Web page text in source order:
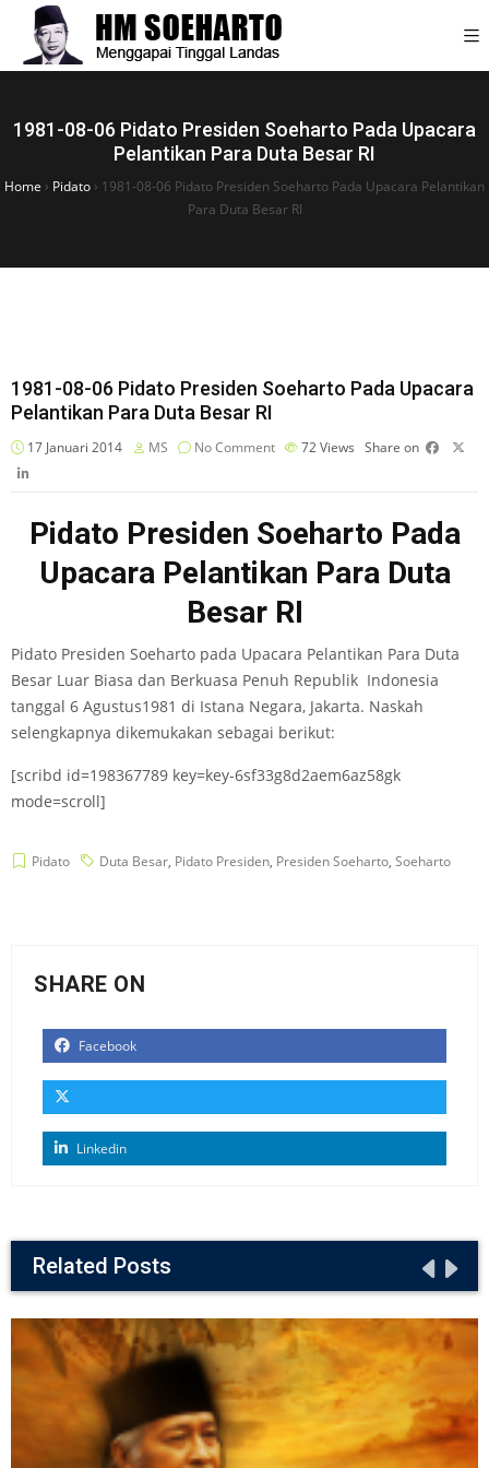
1981-08-06 Pidato Presiden Soeharto Pada Upacara
Pelantikan Para Duta Besar RI
Home › Pidato › 1981-08-06 Pidato Presiden Soeharto Pada Upacara Pelantikan
Para Duta Besar RI
1981-08-06 Pidato Presiden Soeharto Pada Upacara
Pelantikan Para Duta Besar RI
17 Januari 2014 MS No Comment 72Views Share on
Pidato Presiden Soeharto Pada
Upacara Pelantikan Para Duta
Besar RI
Pidato Presiden Soeharto pada Upacara Pelantikan Para Duta
Besar Luar Biasa dan Berkuasa Penuh Republik Indonesia
tanggal 6 Agustus1981 di Istana Negara, Jakarta. Naskah
selengkapnya dikemukakan sebagai berikut:
[scribd id=198367789 key=key-6sf33g8d2aem6az58gk
mode=scroll]
Pidato Duta Besar, Pidato Presiden, Presiden Soeharto, Soeharto
SHARE ON
Facebook
Linkedin
Related Posts